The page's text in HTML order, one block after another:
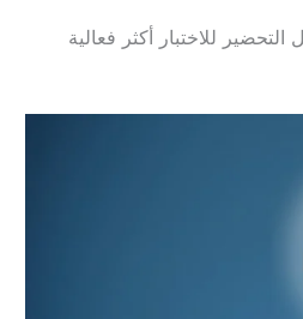
للاختبار أكثر فعالية